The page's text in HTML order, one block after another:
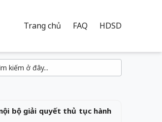
Trang chủ FAQ HDSD
bộ giải quyết thủ tục hành